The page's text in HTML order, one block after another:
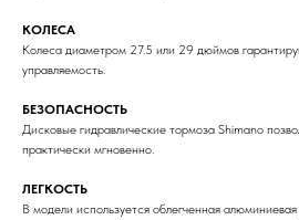
КОЛЕСА
Колеса диаметром 27.5 или 29 дюймов
управляемость.
БЕЗОПАСНОСТЬ
Дисковые гидравлические тормоза Shimano
практически мгновенно.
ЛЕГКОСТЬ
В модели используется облегченная